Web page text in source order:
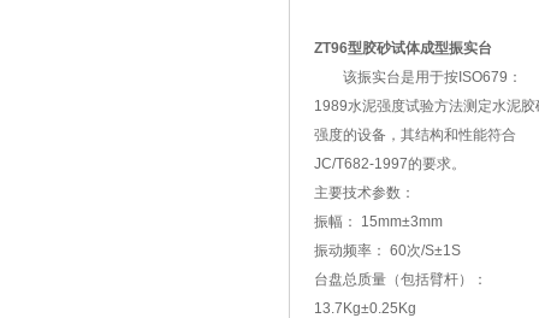
ZT96型胶砂试体成型振实台
该振实台是用于按ISO679：
1989水泥强度试验方法测定水泥胶
强度的设备，其结构和性能符合
JC/T682-1997的要求。
主要技术参数：
振幅： 15mm±3mm
振动频率： 60次/S±1S
台盘总质量（包括臂杆）：
13.7Kg±0.25Kg